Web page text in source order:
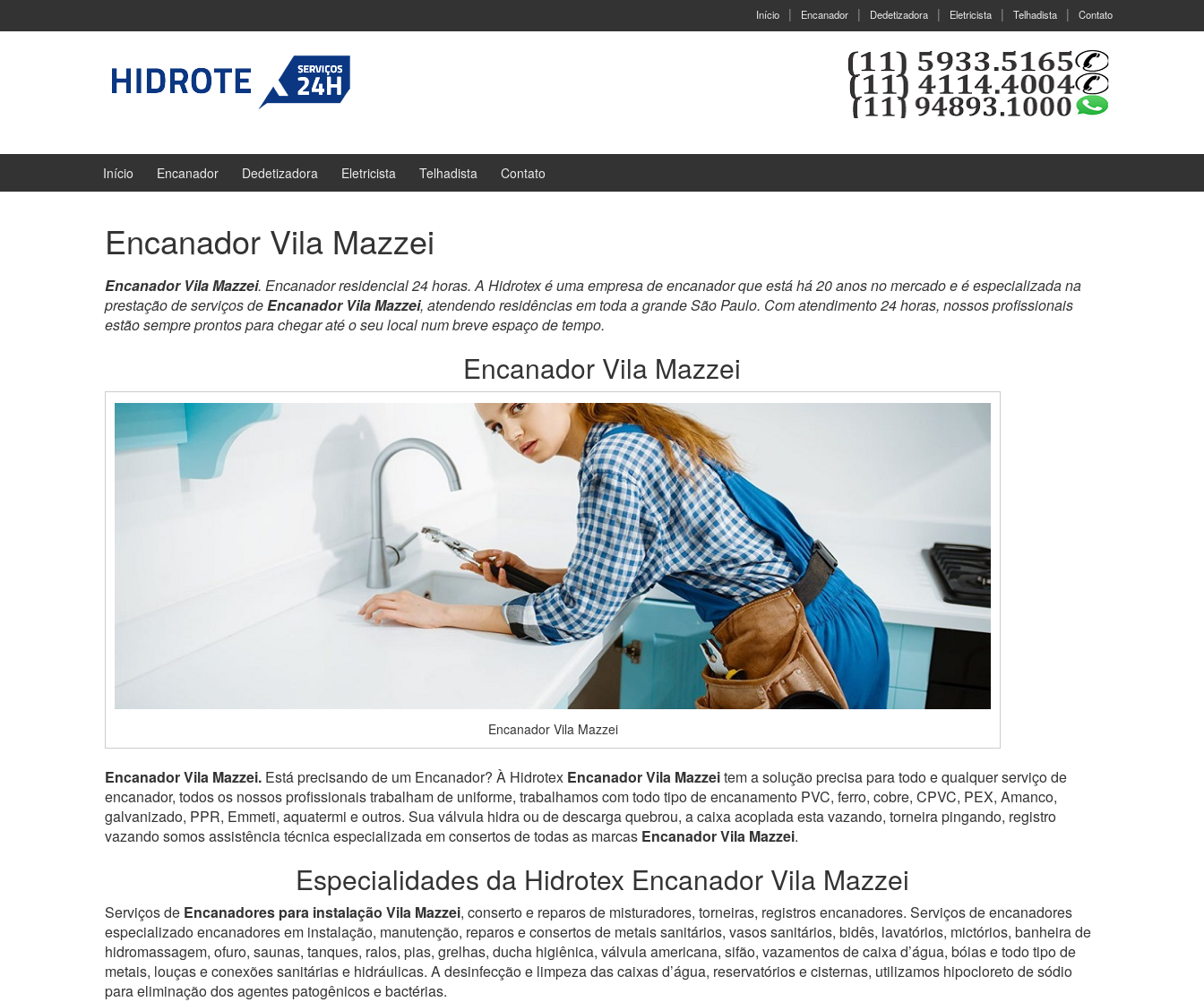
Início Encanador Dedetizadora Eletricista Telhadista Contato
Início Encanador Dedetizadora Eletricista Telhadista Contato
Encanador Vila Mazzei
Encanador Vila Mazzei. Encanador residencial 24 horas. A Hidrotex é uma empresa de encanador que está há 20 anos no mercado e é especializada na
prestação de serviços deEncanador Vila Mazzei, atendendo residências em toda a grande São Paulo. Com atendimento 24 horas, nossos profissionais
estão sempre prontos para chegar até o seu local num breve espaço de tempo.
Encanador Vila Mazzei
Encanador Vila Mazzei
Encanador Vila Mazzei. Está precisando de um Encanador? À Hidrotex Encanador Vila Mazzeitem a solução precisa para todo e qualquer serviço de
encanador, todos os nossos profissionais trabalham de uniforme, trabalhamos com todo tipo de encanamento PVC, ferro, cobre, CPVC, PEX, Amanco,
galvanizado, PPR, Emmeti, aquatermi e outros. Sua válvula hidra ou de descarga quebrou, a caixa acoplada esta vazando, torneira pingando, registro
vazando somos assistência técnica especializada em consertos de todas as marcas Encanador Vila Mazzei.
Especialidades da Hidrotex Encanador Vila Mazzei
Serviços de Encanadores para instalação Vila Mazzei, conserto e reparos de misturadores, torneiras, registros encanadores. Serviços de encanadores
especializado encanadores em instalação, manutenção, reparos e consertos de metais sanitários, vasos sanitários, bidês, lavatórios, mictórios, banheira de
hidromassagem, ofuro, saunas, tanques, ralos, pias, grelhas, ducha higiênica, válvula americana, sifão, vazamentos de caixa d’água, bóias e todo tipo de
metais, louças e conexões sanitárias e hidráulicas. A desinfecção e limpeza das caixas d’água, reservatórios e cisternas, utilizamos hipocloreto de sódio
para eliminação dos agentes patogênicos e bactérias.